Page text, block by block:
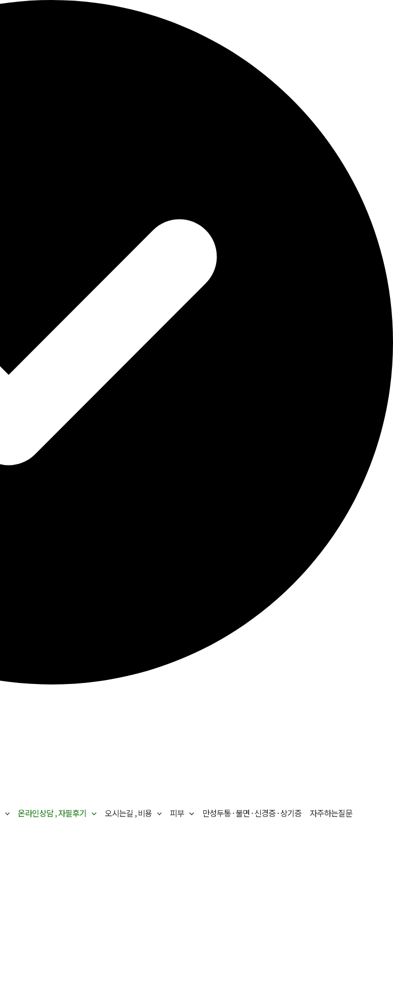
온라인상담 , 자필후기 오시는길 , 비용 피부 만성두통 · 불면 · 신경증 · 상기증 자주하는질문